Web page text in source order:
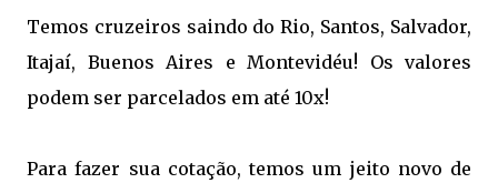
Temos cruzeiros saindo do Rio, Santos, Salvador,
Itajaí, Buenos Aires e Montevidéu! Os valores
podem ser parcelados em até 10x!
Para fazer sua cotação, temos um jeito novo de